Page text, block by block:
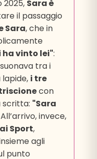
2025, Sara è
il passaggio
Sara, che in
ha vinto lei":
tra i
i tre
con
scritta: "Sara
All’arrivo, invece,
Sport,
agli
punto